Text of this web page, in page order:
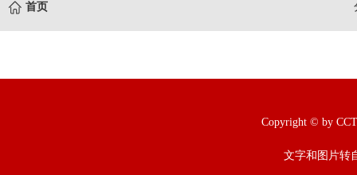
首页
Copyright © by
文字和图片转